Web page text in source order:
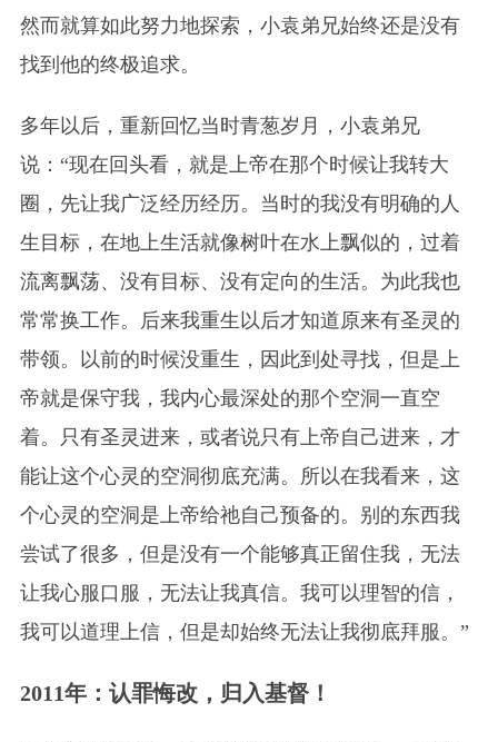
然而就算如此努力地探索，小袁弟兄始终还是没有
找到他的终极追求。
多年以后，重新回忆当时青葱岁月，小袁弟兄
说：“现在回头看，就是上帝在那个时候让我转大
圈，先让我广泛经历经历。当时的我没有明确的人
生目标，在地上生活就像树叶在水上飘似的，过着
流离飘荡、没有目标、没有定向的生活。为此我也
常常换工作。后来我重生以后才知道原来有圣灵的
带领。以前的时候没重生，因此到处寻找，但是上
帝就是保守我，我内心最深处的那个空洞一直空
着。只有圣灵进来，或者说只有上帝自己进来，才
能让这个心灵的空洞彻底充满。所以在我看来，这
个心灵的空洞是上帝给祂自己预备的。别的东西我
尝试了很多，但是没有一个能够真正留住我，无法
让我心服口服，无法让我真信。我可以理智的信，
我可以道理上信，但是却始终无法让我彻底拜服。”
2011年：认罪悔改，归入基督！